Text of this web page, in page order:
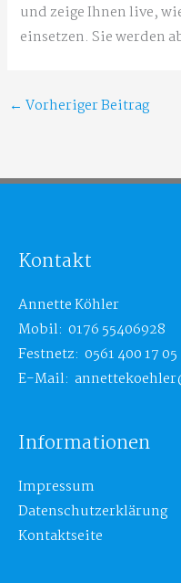
und zeige Ihnen live,
einsetzen. Sie werden
← Vorheriger Beitrag
Kontakt
Annette Köhler
Mobil: 0176 55406928
Festnetz: 0561 400 17 05
E-Mail:
Informationen
Impressum
Datenschutzerklärung
Kontaktseite